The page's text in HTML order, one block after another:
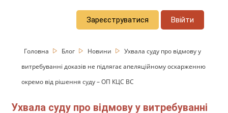
Зареєструватися Ввійти
Головна Блог Новини
Ухвала суду про відмову у
витребуванні доказів не підлягає апеляційному оскарженню
окремо від рішення суду – ОП КЦС ВС
Ухвала суду про відмову у витребуванні